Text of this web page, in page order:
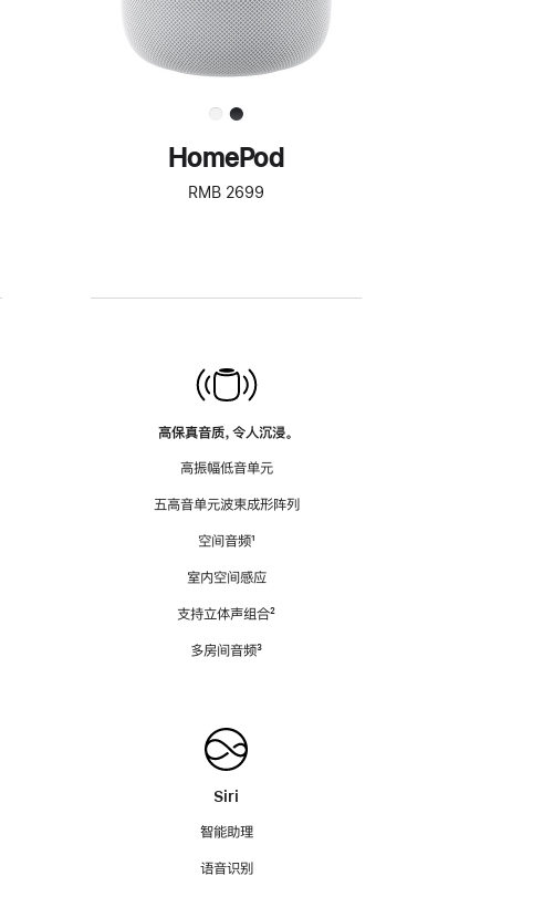
HomePod
RMB 2699
高保真音质，令人沉浸。
高振幅低音单元
五高音单元波束成形阵列
空间音频脚
¹
室内空间感应
支持立体声组合脚
²
多房间音频脚
³
Siri
智能助理
语音识别